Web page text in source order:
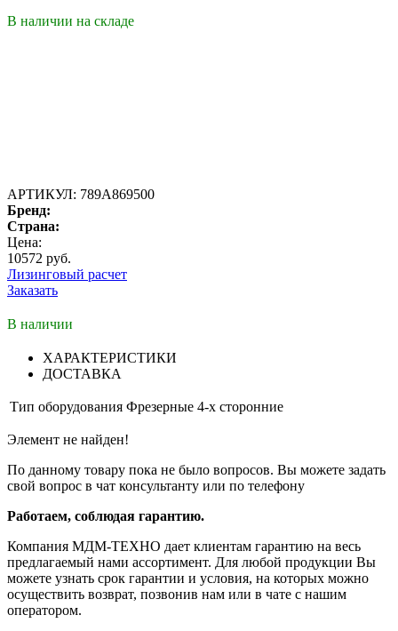
В наличии на складе
АРТИКУЛ: 789A869500
Бренд:
Страна:
Цена:
10572 руб.
Лизинговый расчет
Заказать
В наличии
ХАРАКТЕРИСТИКИ
ДОСТАВКА
Тип оборудования Фрезерные 4-х сторонние
Элемент не найден!
По данному товару пока не было вопросов. Вы можете задать
свой вопрос в чат консультанту или по телефону
Работаем, соблюдая гарантию.
Компания МДМ-ТЕХНО дает клиентам гарантию на весь
предлагаемый нами ассортимент. Для любой продукции Вы
можете узнать срок гарантии и условия, на которых можно
осуществить возврат, позвонив нам или в чате с нашим
оператором.